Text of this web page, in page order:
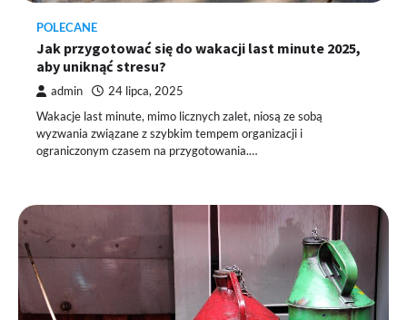
POLECANE
Jak przygotować się do wakacji last minute 2025,
aby uniknąć stresu?
admin 24 lipca, 2025
Wakacje last minute, mimo licznych zalet, niosą ze sobą
wyzwania związane z szybkim tempem organizacji i
ograniczonym czasem na przygotowania.…